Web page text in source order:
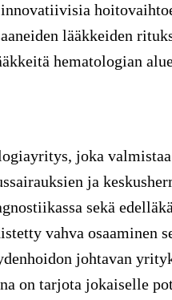
lääkkeiden
hematologian
joka
ja
sekä
vahva osaaminen
johtavan
on tarjota jokaiselle